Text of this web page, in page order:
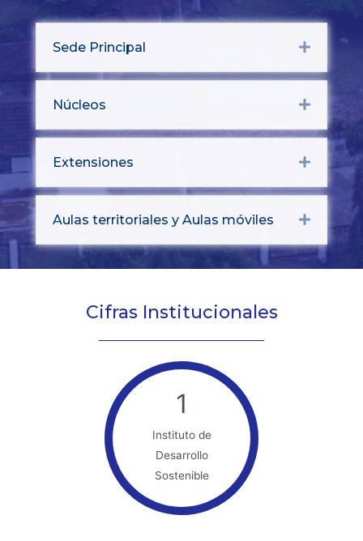
Sede Principal Expand
Núcleos Expand
Extensiones Expand
Aulas territoriales y Aulas móviles Expand
Cifras Institucionales
1
Instituto de
Desarrollo
Sostenible